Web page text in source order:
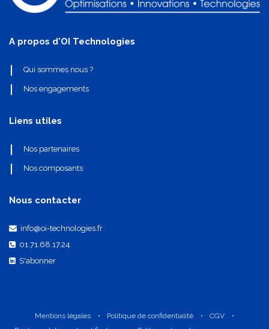
A propos d'OI Technologies
Qui sommes nous ?
Nos engagements
Liens utiles
Nos partenaires
Nos composants
Nous contacter
info@oi-technologies.fr
01.71.68.17.24
S'abonner
Mentions légales • Politique de confidentialité • CGV
•